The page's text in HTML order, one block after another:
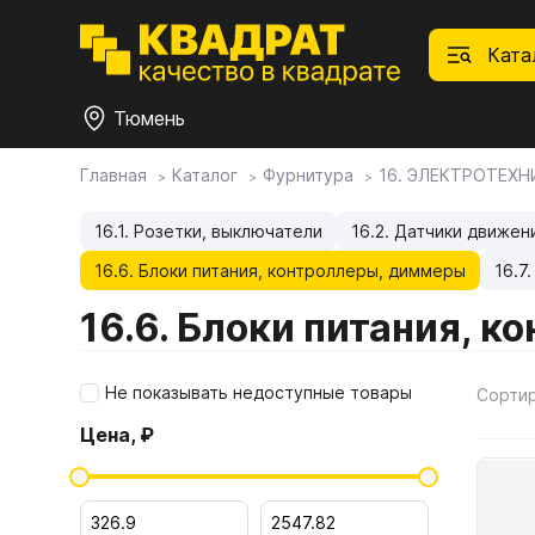
Тюмень
Плитные материалы
Фурнитура
1.1.
1.2.
1.5.
Мой ЭГГЕР
Фасады
Главная Каталог Фурнитура 16.
16.1. Розетки, выключатели 16.2. Датчики
16.6. Блоки питания, контроллеры, диммеры
16.6. Блоки питания,
Не показывать недоступные товары
Цена, ₽